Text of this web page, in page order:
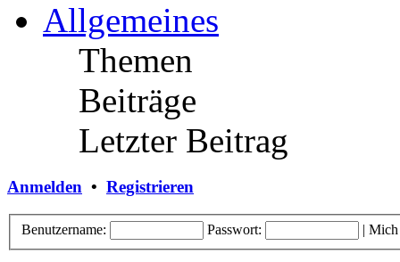
Allgemeines
Themen
Beiträge
Letzter Beitrag
Anmelden • Registrieren
Benutzername: Passwort: Mich